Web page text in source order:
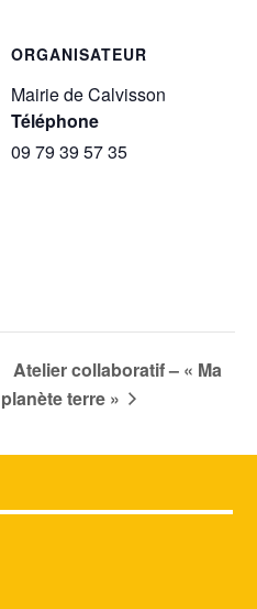
ORGANISATEUR
Mairie de Calvisson
Téléphone
09 79 39 57 35
Atelier collaboratif – « Ma
planète terre »